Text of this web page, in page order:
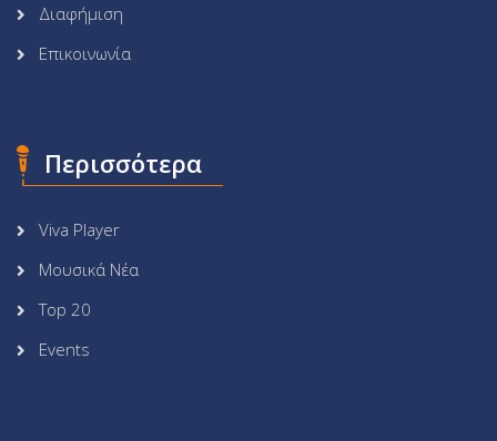
Διαφήμιση
Επικοινωνία
Περισσότερα
Viva Player
Μουσικά Νέα
Top 20
Events